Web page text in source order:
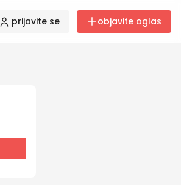
prijavite se objavite oglas